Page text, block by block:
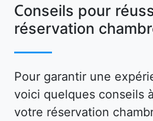
Conseils pour
réservation
Pour garantir une
voici quelques conseils
votre réservation